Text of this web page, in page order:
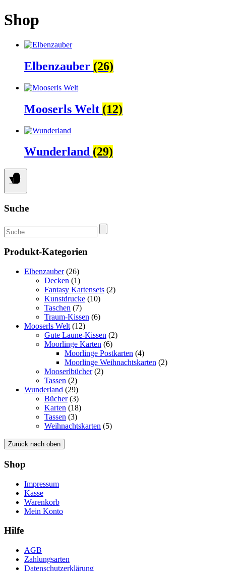
Shop
Elbenzauber (26)
Mooserls Welt (12)
Wunderland (29)
Suche
Suchen
nach:
Produkt-Kategorien
Elbenzauber (26)
Decken (1)
Fantasy Kartensets (2)
Kunstdrucke (10)
Taschen (7)
Traum-Kissen (6)
Mooserls Welt (12)
Gute Laune-Kissen (2)
Moorlinge Karten (6)
Moorlinge Postkarten (4)
Moorlinge Weihnachtskarten (2)
Mooserlbücher (2)
Tassen (2)
Wunderland (29)
Bücher (3)
Karten (18)
Tassen (3)
Weihnachtskarten (5)
Zurück nach oben
Shop
Impressum
Kasse
Warenkorb
Mein Konto
Hilfe
AGB
Zahlungsarten
Datenschutzerklärung